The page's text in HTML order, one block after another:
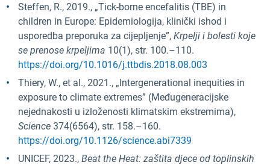
Steffen, R., 2019., „Tick-borne encefalitis (TBE) in
children in Europe: Epidemiologija, klinički ishod i
usporedba preporuka za cijepljenje”, Krpelji i bolesti koje
se prenose krpeljima 10(1), str. 100.–110.
https://doi.org/10.1016/j.ttbdis.2018.08.003
Thiery, W., et al., 2021., „Intergenerational inequities in
exposure to climate extremes” (Međugeneracijske
nejednakosti u izloženosti klimatskim ekstremima),
Science 374(6564), str. 158.–160.
https://doi.org/10.1126/science.abi7339
UNICEF, 2023., Beat the Heat: zaštita djece od toplinskih